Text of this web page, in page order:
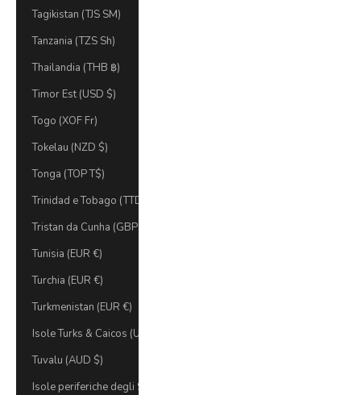
Tagikistan (TJS ЅМ)
Tanzania (TZS Sh)
Thailandia (THB ฿)
Timor Est (USD $)
Togo (XOF Fr)
Tokelau (NZD $)
Tonga (TOP T$)
Trinidad e Tobago (TTD $)
Tristan da Cunha (GBP £)
Tunisia (EUR €)
Turchia (EUR €)
Turkmenistan (EUR €)
Isole Turks & Caicos (USD)
Tuvalu (AUD $)
Isole periferiche degli Stati Uniti (USD